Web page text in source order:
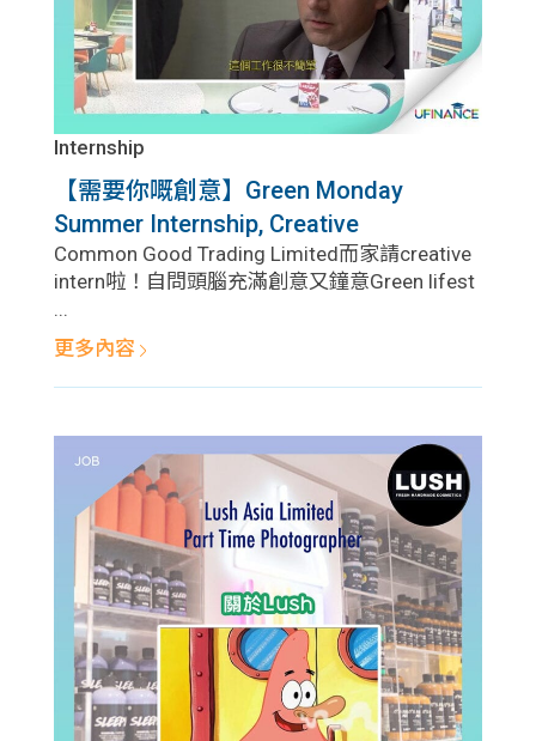
Internship
【需要你嘅創意】Green Monday
Summer Internship, Creative
Common Good Trading Limited而家請creative
intern啦！自問頭腦充滿創意又鐘意Green lifest
...
更多內容